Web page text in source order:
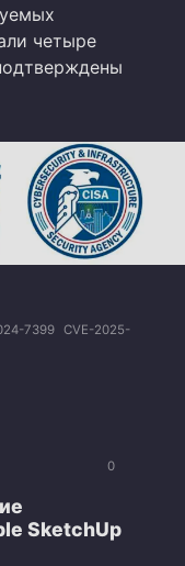
четыре
7399 CVE-2025-
0
SketchUp